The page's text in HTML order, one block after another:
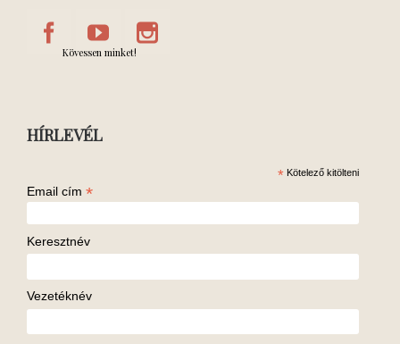
Kövessen minket!
HÍRLEVÉL
* Kötelező kitölteni
Email cím *
Keresztnév
Vezetéknév